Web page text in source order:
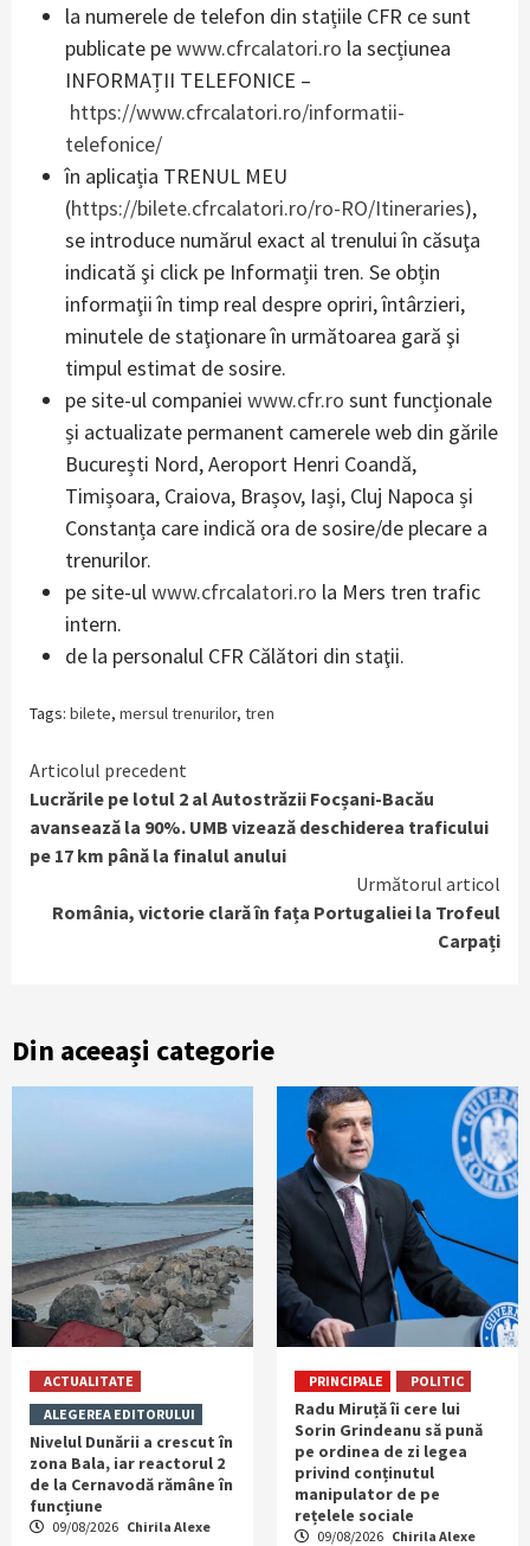
la numerele de telefon din stațiile CFR ce sunt
publicate pewww.cfrcalatori.ro la secțiunea
INFORMAȚII TELEFONICE –
https://www.cfrcalatori.ro/informatii-
telefonice/
în aplicația TRENUL MEU
(https://bilete.cfrcalatori.ro/ro-RO/Itineraries),
se introduce numărul exact al trenului în căsuţa
indicată şi click pe Informații tren. Se obțin
informaţii în timp real despre opriri, întârzieri,
minutele de staţionare în următoarea gară şi
timpul estimat de sosire.
pe site-ul companiei www.cfr.ro sunt funcționale
și actualizate permanent camerele web din gările
București Nord, Aeroport Henri Coandă,
Timișoara, Craiova, Brașov, Iași, Cluj Napoca și
Constanța care indică ora de sosire/de plecare a
trenurilor.
pe site-ulwww.cfrcalatori.ro la Mers tren trafic
intern.
de la personalul CFR Călători din staţii.
Tags: bilete, mersul trenurilor, tren
Continue
Reading
Articolul precedent
Lucrările pe lotul 2 al Autostrăzii Focșani-Bacău
avansează la 90%. UMB vizează deschiderea traficului
pe 17 km până la finalul anului
Următorul articol
România, victorie clară în fața Portugaliei la Trofeul
Carpați
Din aceeași categorie
ACTUALITATE
ALEGEREA EDITORULUI
Nivelul Dunării a crescut în
zona Bala, iar reactorul 2
de la Cernavodă rămâne în
funcțiune
09/08/2026 Chirila Alexe
PRINCIPALE POLITIC
Radu Miruță îi cere lui
Sorin Grindeanu să pună
pe ordinea de zi legea
privind conținutul
manipulator de pe
rețelele sociale
09/08/2026 Chirila Alexe